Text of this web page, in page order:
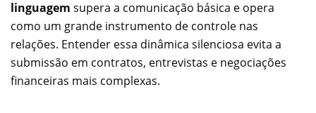
linguagem supera a comunicação básica e opera
como um grande instrumento de controle nas
relações. Entender essa dinâmica silenciosa evita a
submissão em contratos, entrevistas e negociações
financeiras mais complexas.